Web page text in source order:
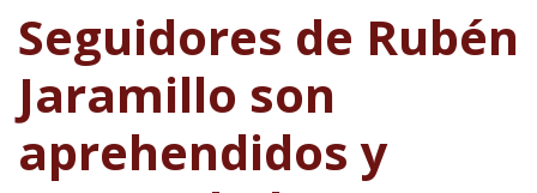
Seguidores de Rubén
Jaramillo son
aprehendidos y